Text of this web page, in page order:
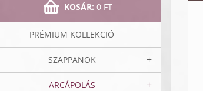
KOSÁR: 0 FT
PRÉMIUM KOLLEKCIÓ
SZAPPANOK
ARCÁPOLÁS